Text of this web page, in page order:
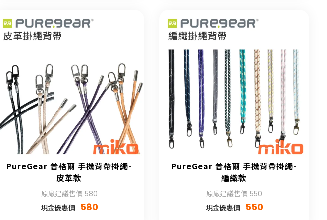
PureGear 普格爾 手機背帶掛繩-
皮革款
原廠建議售價 580
現金優惠價
580
PureGear 普格爾 手機背帶掛繩-
編織款
原廠建議售價 550
現金優惠價
550